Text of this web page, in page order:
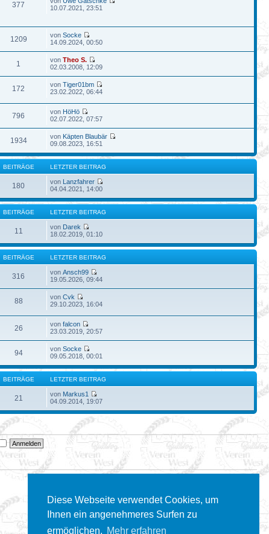
Diese Webseite verwendet Cookies, um
Ihnen ein angenehmeres Surfen zu
ermöglichen. Mehr erfahren
377
10.07.2021, 23:51
1209 vonSocke
14.09.2024, 00:50
1 vonTheo S.
02.03.2008, 12:09
172 vonTiger01bm
23.02.2022, 06:44
796 von HöHö
02.07.2022, 07:57
1934 von Käpten Blaubär
09.08.2023, 16:51
BEITRÄGE LETZTER BEITRAG
180 von Lanzfahrer
04.04.2021, 14:00
BEITRÄGE LETZTER BEITRAG
11 von Darek
18.02.2019, 01:10
BEITRÄGE LETZTER BEITRAG
316 vonAnsch99
19.05.2026, 09:44
88 vonCvk
29.10.2023, 16:04
26 vonfalcon
23.03.2019, 20:57
94 vonSocke
09.05.2018, 00:01
BEITRÄGE LETZTER BEITRAG
21 von Markus1
04.09.2014, 19:07